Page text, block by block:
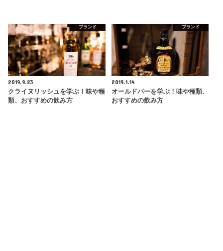
ブランド
2019.9.23
クライヌリッシュを学ぶ！味や種
類、おすすめの飲み方
ブランド
2019.1.14
オールドパーを学ぶ！味や種類、
おすすめの飲み方